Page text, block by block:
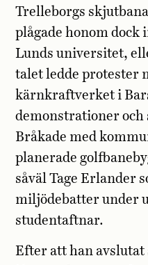
Trelleborgs
plågade honom dock
Lunds universitet,
talet ledde protester
kärnkraftverket i
demonstrationer
Bråkade med
planerade
såväl Tage Erlander
miljödebatter under
studentaftnar.
Efter att han